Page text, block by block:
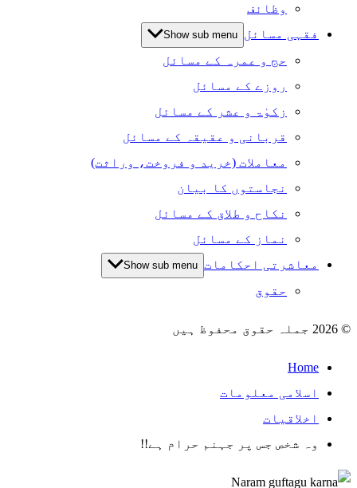
وظائف
فقہی مسائل Show sub menu
حج و عمرہ کے مسائل
روزے کے مسائل
زکوٰۃ و عشر کے مسائل
قربانی و عقیقہ کے مسائل
معاملات (خرید و فروخت، وراثت)
نجاستوں کا بیان
نکاح و طلاق کے مسائل
نماز کے مسائل
معاشرتی احکامات Show sub menu
حقوق
© 2026 جملہ حقوق محفوظ ہیں
Home
اسلامی معلومات
اخلاقیات
وہ شخص جس پر جہنم حرام ہے!!